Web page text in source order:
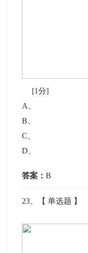
[1分]
A
B
C
D
答案：B
23 、【单选题 】